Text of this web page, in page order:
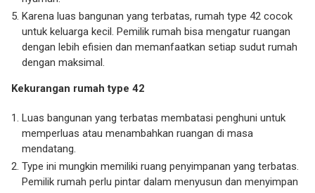
Karena luas bangunan yang terbatas, rumah type 42 cocok
untuk keluarga kecil. Pemilik rumah bisa mengatur ruangan
dengan lebih efisien dan memanfaatkan setiap sudut rumah
dengan maksimal.
Kekurangan rumah type 42
Luas bangunan yang terbatas membatasi penghuni untuk
memperluas atau menambahkan ruangan di masa
mendatang.
Type ini mungkin memiliki ruang penyimpanan yang terbatas.
Pemilik rumah perlu pintar dalam menyusun dan menyimpan